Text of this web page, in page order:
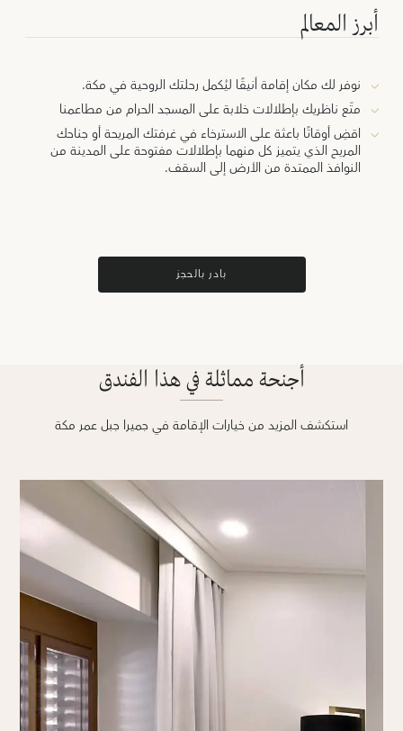
أبرز المعالم
نوفر لك مكان إقامة أنيقًا ليُكمل رحلتك الروحية في مكة.
متّع ناظريك بإطلالات خلابة على المسجد الحرام من مطاعمنا
اقضِ أوقاتًا باعثة على الاسترخاء في غرفتك المريحة أو جناحك
المريح الذي يتميز كل منهما بإطلالات مفتوحة على المدينة من
النوافذ الممتدة من الأرض إلى السقف.
بادر بالحجز
أجنحة مماثلة في هذا الفندق
استكشف المزيد من خيارات الإقامة في جميرا جبل عمر مكة